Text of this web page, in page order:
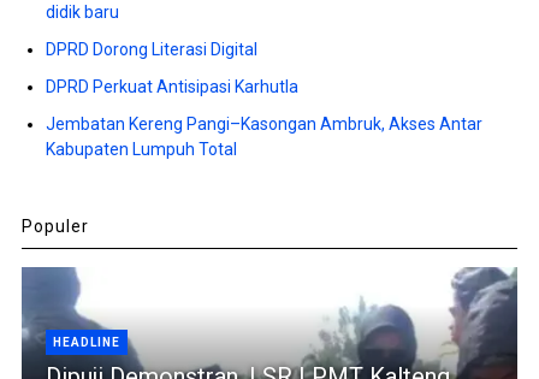
didik baru
DPRD Dorong Literasi Digital
DPRD Perkuat Antisipasi Karhutla
Jembatan Kereng Pangi–Kasongan Ambruk, Akses Antar
Kabupaten Lumpuh Total
Populer
HEADLINE